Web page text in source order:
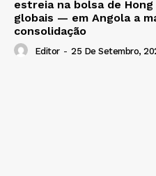
estreia na bolsa de
globais — em Angola a
consolidação
Editor - 25 De Setembro,